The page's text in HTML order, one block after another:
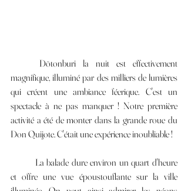
magnifique, illuminé par des milliers de lumières
qui créent une ambiance féerique. C'est un
spectacle à ne pas manquer ! Notre première
activité a été de monter dans la grande roue du
Don Quijote. C'était une expérience inoubliable !
et offre une vue époustouflante sur la ville